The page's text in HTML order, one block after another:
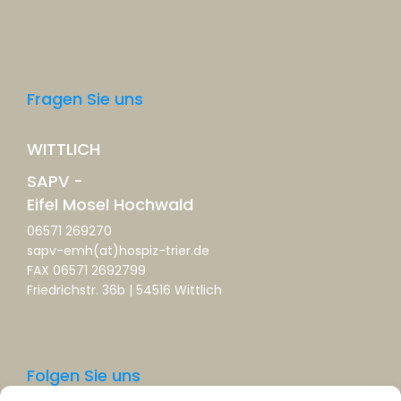
Fragen Sie uns
WITTLICH
SAPV -
Eifel Mosel Hochwald
06571 269270
sapv-emh(at)hospiz-trier.de
FAX 06571 2692799
Friedrichstr. 36b | 54516 Wittlich
Folgen Sie uns